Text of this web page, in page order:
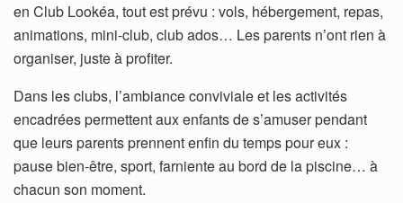
en Club Lookéa, tout est prévu : vols, hébergement, repas,
animations, mini-club, club ados… Les parents n’ont rien à
organiser, juste à profiter.
Dans les clubs, l’ambiance conviviale et les activités
encadrées permettent aux enfants de s’amuser pendant
que leurs parents prennent enfin du temps pour eux :
pause bien-être, sport, farniente au bord de la piscine… à
chacun son moment.